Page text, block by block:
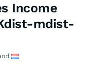
Income
mdist-